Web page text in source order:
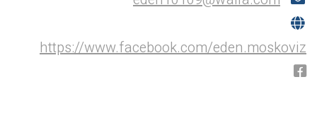
https://www.facebook.com/eden.moskoviz